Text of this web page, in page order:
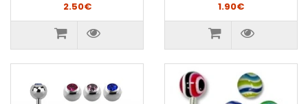
2.50€ 1.90€